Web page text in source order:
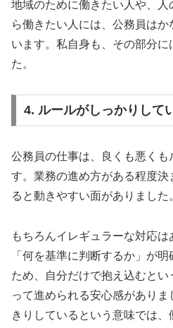
地域のために働きたい人や、
ら働きたい人には、公務員は
います。私自身も、その部分
た。
4. ルールがしっかりして
公務員の仕事は、良くも悪くも
す。業務の進め方がある程度決
ると動きやすい面がありました
もちろんイレギュラーな対応
「何を基準に判断するか」が
ため、自分だけで抱え込むと
って進められる安心感があり
きりしているという意味では